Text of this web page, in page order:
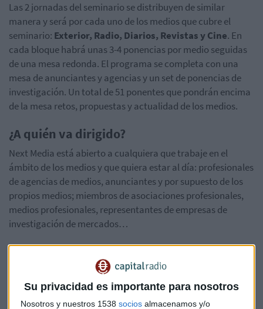
Su privacidad es importante para nosotros
Nosotros y nuestros 1538 socios almacenamos y/o
Las 2 jornadas del seminario se distribuyen de similar
manera y será por cada uno de los medios que cubre el
seminario: Exterior, Radio, Diarios, Revistas y Cine. En
cada bloque habrá unas 3-4 ponencias por medio seguidas
de una mesa redonda. El programa se completa con una
mesa de anunciantes y agencias y un set de ponencias de
investigación. Un total de 51 ponentes que pondrán encima
de la mesa retos, propuestas y actualidad de los medios.
¿A quién va dirigido?
Next Media está abierto a cualquiera que trabaje en el
ámbito de los medios y que quiera estar al día: profesionales
deagenciasdemedios, anunciantesyporsupuesto delos
propiosmedios; miembrosdeasociaciones profesionales,
medios profesionales, representantes de empresas de
investigación demercados…
Lasponenciashansidocuidadosamenteelegidasenbasea
sector;las mesasredondas están
primera
networkingparahablar ycompartir experiencias.